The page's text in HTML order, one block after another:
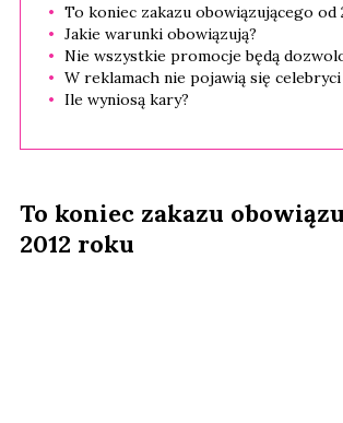
To koniec zakazu obowiązującego od
Jakie warunki obowiązują?
Nie wszystkie promocje będą
W reklamach nie pojawią się celebryci
Ile wyniosą kary?
To koniec zakazu
2012 roku